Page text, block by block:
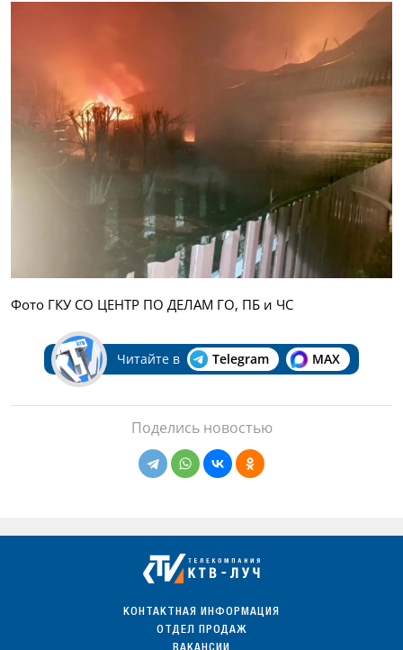
Фото ГКУ СО ЦЕНТР ПО ДЕЛАМ ГО, ПБ и ЧС
Читайте в Telegram MAX
Поделись новостью
КОНТАКТНАЯ ИНФОРМАЦИЯ
ОТДЕЛ ПРОДАЖ